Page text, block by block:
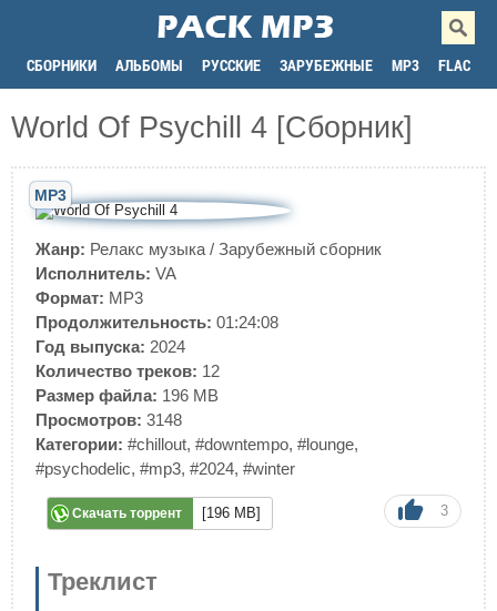
СБОРНИКИ АЛЬБОМЫ РУССКИЕ ЗАРУБЕЖНЫЕ MP3 FLAC
World Of Psychill 4 [Сборник]
MP3
Жанр: Релакс музыка / Зарубежный сборник
Исполнитель: VA
Формат: MP3
Продолжительность: 01:24:08
Год выпуска: 2024
Количество треков: 12
Размер файла: 196 MB
Просмотров: 3148
Категории: #chillout, #downtempo, #lounge,
#psychodelic, #mp3, #2024, #winter
Скачать торрент [196 MB] 3
Треклист